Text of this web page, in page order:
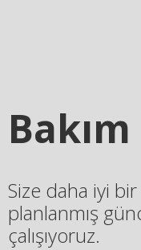
Size daha iyi
planlanmış
çalışıyoruz.